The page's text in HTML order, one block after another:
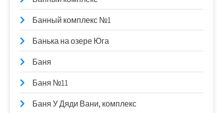
Банный комплекс №1
Банька на озере Юга
Баня
Баня №11
Баня У Дяди Вани, комплекс